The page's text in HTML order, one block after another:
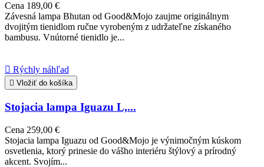
Cena 189,00 €
Závesná lampa Bhutan od Good&Mojo zaujme originálnym
dvojitým tienidlom ručne vyrobeným z udržateľne získaného
bambusu. Vnútorné tienidlo je...
 Rýchly náhľad
 Vložiť do košíka
Stojacia lampa Iguazu L,...
Cena 259,00 €
Stojacia lampa Iguazu od Good&Mojo je výnimočným kúskom
osvetlenia, ktorý prinesie do vášho interiéru štýlový a prírodný
akcent. Svojím...